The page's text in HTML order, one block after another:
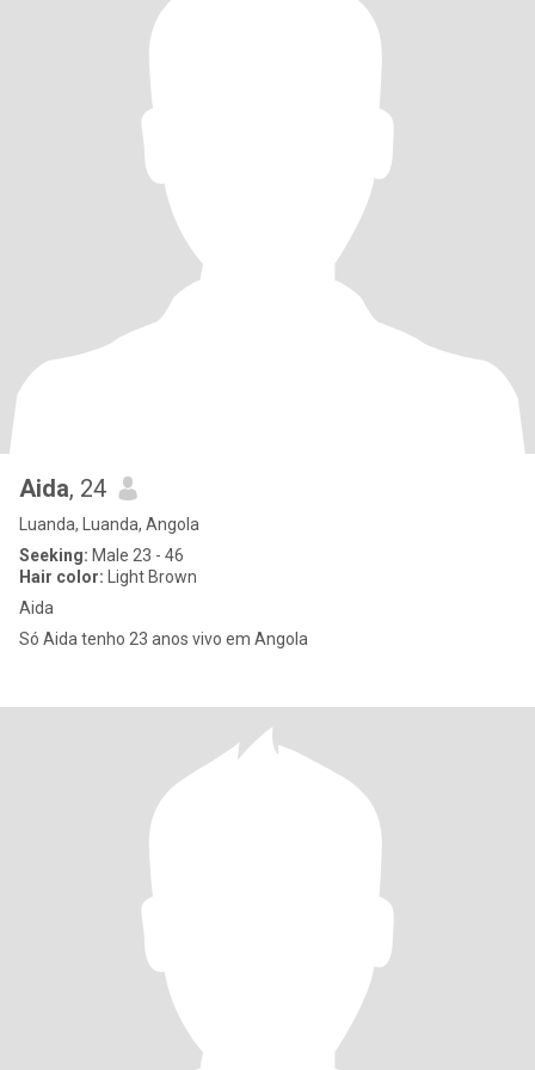
Aida, 24
Luanda, Luanda, Angola
Seeking: Male 23 - 46
Hair color: Light Brown
Aida
Só Aida tenho 23 anos vivo em Angola